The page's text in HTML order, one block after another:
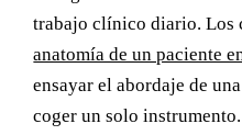
trabajo clínico diario. Los
anatomía de un paciente
ensayar el abordaje de
coger un solo